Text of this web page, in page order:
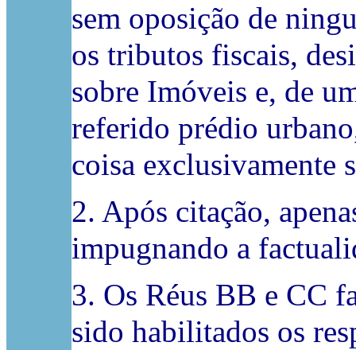
sem oposição de
os tributos fiscais,
sobre Imóveis e, de
referido prédio
coisa exclusivamente
2. Após citação,
impugnando a
3. Os Réus BB e CC
sido habilitados os